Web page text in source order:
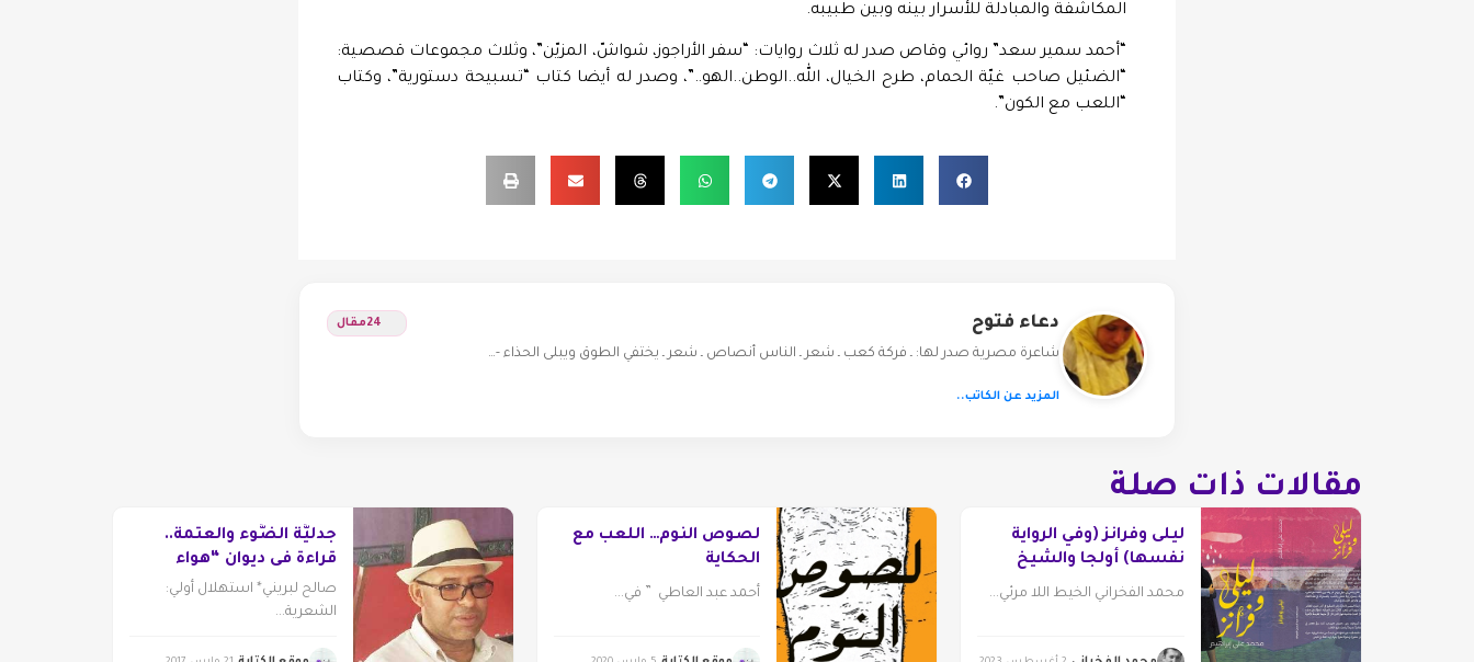
المكاشفة والمبادلة للأسرار بينه وبين طبيبه.
“أحمد سمير سعد” روائي وقاص صدر له ثلاث روايات: “سفر الأراجوز، شواشّ، المزيّن”، وثلاث مجموعات قصصية:
“الضئيل صاحب غيّة الحمام، طرح الخيال، الله..الوطن..الهو..”، وصدر له أيضا كتاب “تسبيحة دستورية”، وكتاب
“اللعب مع الكون”.
دعاء فتوح 24مقال
شاعرة مصرية صدر لها: ـ فركة كعب ـ شعر ـ الناس أنصاص ـ شعر ـ يختفي الطوق ويبلى الحذاء -…
المزيد عن الكاتب..
مقالات ذات صلة
ليلى وفرانز (وفي الرواية
نفسها) أولجا والشيخ
محمد
محمد الفخراني الخيط اللا مرئي...
لصوص النوم… اللعب مع
الحكاية
أحمد عبد العاطي ” في...
جدليَّة الضَّوء والعتمة..
قراءة في ديوان “هواء
العائلة” للشَّاعر شريف رزق
صالح لبريني* استهلال أولي:
الشعرية...